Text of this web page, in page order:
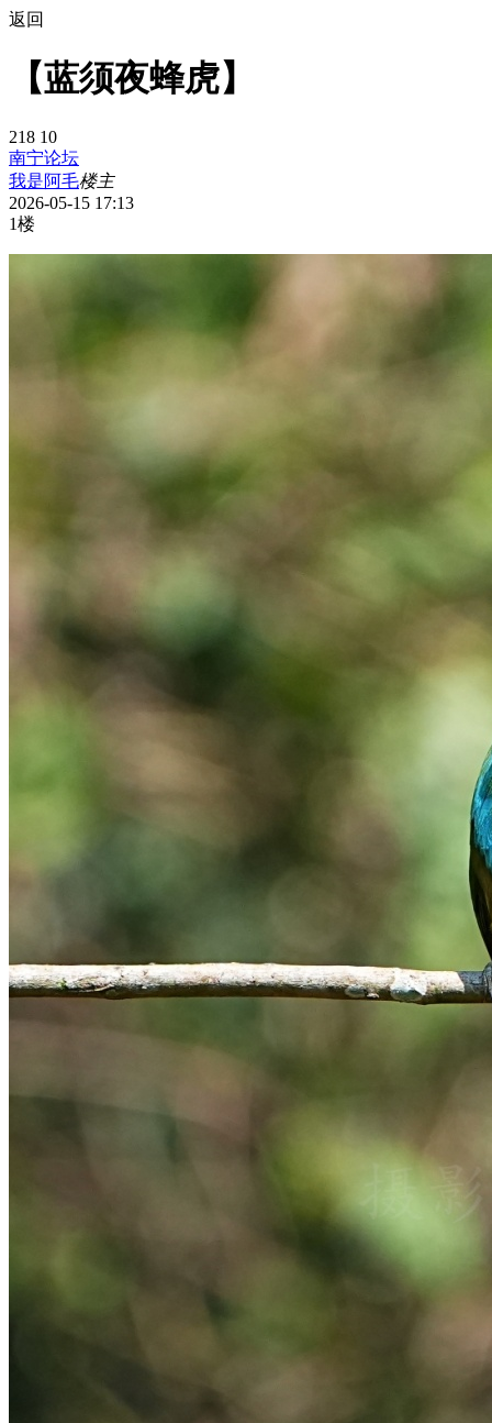
返回
【蓝须夜蜂虎】
218 10
南宁论坛
我是阿毛楼主
2026-05-15 17:13
1楼